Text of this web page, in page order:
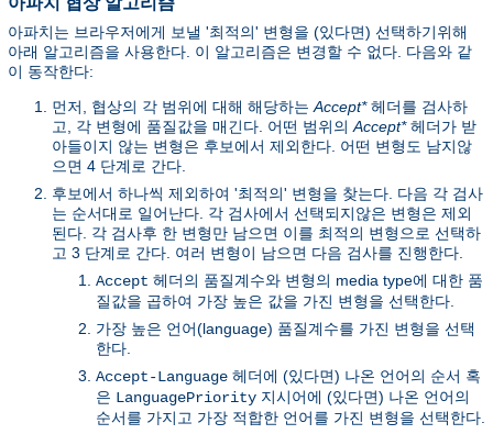
아파치는 브라우저에게 보낼 '최적의' 변형을 (있다면) 선택하기위해
아래 알고리즘을 사용한다. 이 알고리즘은 변경할 수 없다. 다음와 같
이 동작한다:
먼저, 협상의 각 범위에 대해 해당하는 Accept*헤더를 검사하
고, 각 변형에 품질값을 매긴다. 어떤 범위의 Accept*헤더가 받
아들이지 않는 변형은 후보에서 제외한다. 어떤 변형도 남지않
으면 4 단계로 간다.
후보에서 하나씩 제외하여 '최적의' 변형을 찾는다. 다음 각 검사
는 순서대로 일어난다. 각 검사에서 선택되지않은 변형은 제외
된다. 각 검사후 한 변형만 남으면 이를 최적의 변형으로 선택하
고 3 단계로 간다. 여러 변형이 남으면 다음 검사를 진행한다.
Accept 헤더의 품질계수와 변형의 media type에 대한 품
질값을 곱하여 가장 높은 값을 가진 변형을 선택한다.
가장 높은 언어(language) 품질계수를 가진 변형을 선택
한다.
Accept-Language 헤더에 (있다면) 나온 언어의 순서 혹
은 LanguagePriority 지시어에 (있다면) 나온 언어의
순서를 가지고 가장 적합한 언어를 가진 변형을 선택한다.